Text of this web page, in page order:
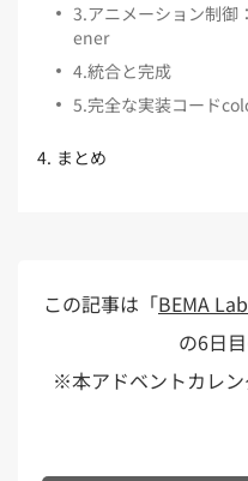
この記事は「BEMA
の6日
※本アドベントカレ
3.アニメーション制
ener
4.統合と完成
5.完全な実装コード
4. まとめ